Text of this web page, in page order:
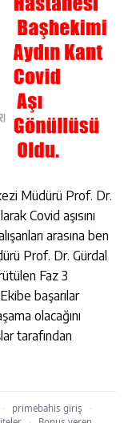
Müdürü Prof. Dr.
Covid aşısını
arasına ben
Prof. Dr. Gürdal
Faz 3
Ekibe başarılar
olacağını
tarafından
· primebahis giriş
·